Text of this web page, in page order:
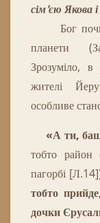
сім'єю Яковаі
Бог
планети
Зрозуміло,
жителі
особливе
«А ти,
тобто район
пагорбі [Л.14
тобто
дочки